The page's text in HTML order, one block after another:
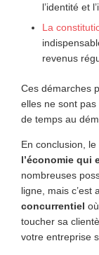
l’identité et
La
revenus
Ces démarches
elles ne sont
de temps au
En conclusion,
l’économie qui
nombreuses
ligne, mais c’est
concurrentiel
toucher sa
votre entreprise